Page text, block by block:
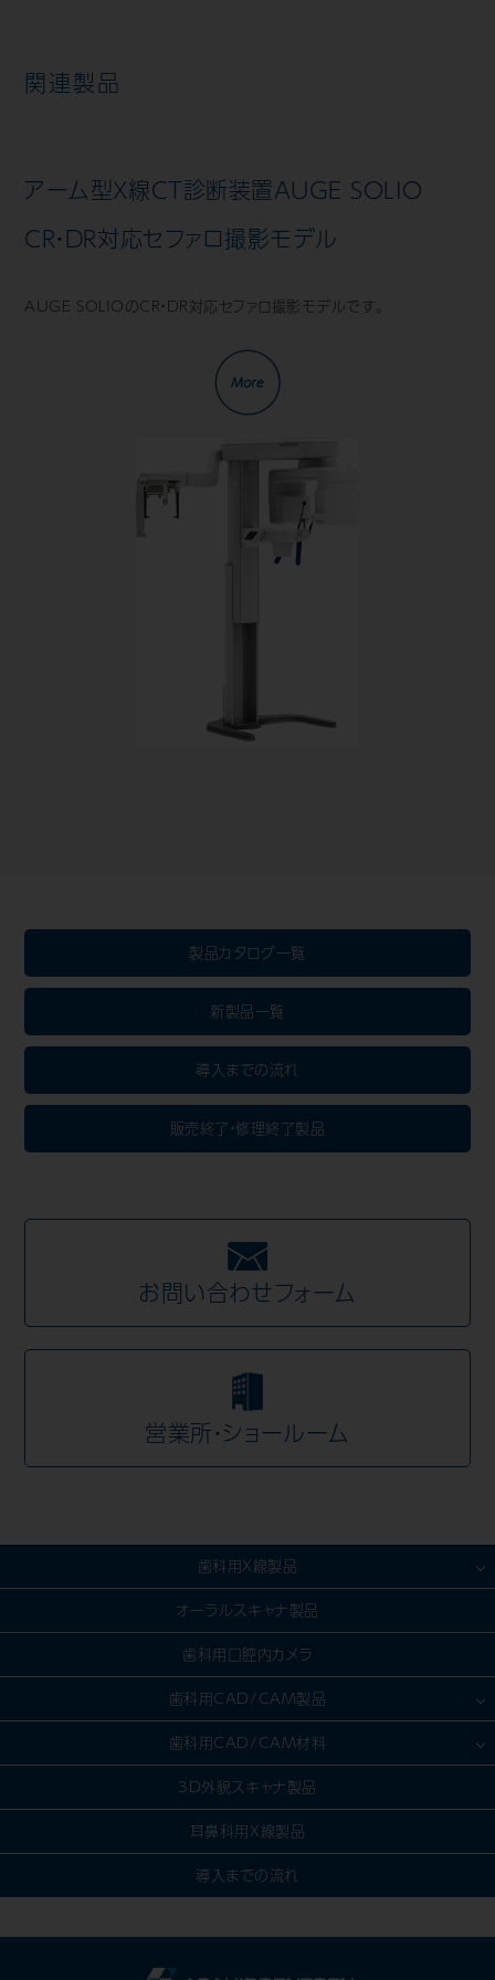
関連製品
アーム型X線CT診断装置AUGE SOLIO
CR・DR対応セファロ撮影モデル
AUGE SOLIOのCR・DR対応セファロ撮影モデルです。
製品カタログ一覧
新製品一覧
導入までの流れ
販売終了・修理終了製品
お問い合わせフォーム
営業所・ショールーム
歯科用X線製品
歯科用CT製品
パノラマ/セファロ製品
CR・DR対応製品
デンタル（口内法）製品
IPスキャナー製品
デンタルセンサー製品
ソフトウェア製品
その他製品
X線装置選定ガイド
オーラルスキャナ製品
歯科用口腔内カメラ
歯科用CAD/CAM製品
模型製作
スキャン
デザイン（CAD）
加工（CAM）
ファーネス
歯科用CAD/CAM材料
セラミック
金属
ハイブリッド
［技工用］樹脂
3D外貌スキャナ製品
耳鼻科用X線製品
導入までの流れ